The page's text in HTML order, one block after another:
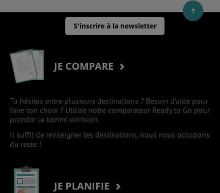
S'inscrire à la newsletter
JE COMPARE
Tu hésites entre plusieurs destinations ? Besoin d’aide pour
faire ton choix ? Utilise notre comparateur Ready to Go pour
prendre la bonne décision.
Il suffit de renseigner tes destinations, nous nous occupons
du reste !
JE PLANIFIE